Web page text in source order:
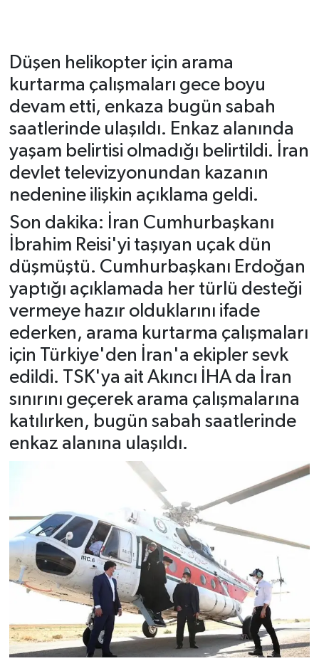
Düşen helikopter için arama
kurtarma çalışmaları gece boyu
devam etti, enkaza bugün sabah
saatlerinde ulaşıldı. Enkaz alanında
yaşam belirtisi olmadığı belirtildi. İran
devlet televizyonundan kazanın
nedenine ilişkin açıklama geldi.
Son dakika: İran Cumhurbaşkanı
İbrahim Reisi'yi taşıyan uçak dün
düşmüştü. Cumhurbaşkanı Erdoğan
yaptığı açıklamada her türlü desteği
vermeye hazır olduklarını ifade
ederken, arama kurtarma çalışmaları
için Türkiye'den İran'a ekipler sevk
edildi. TSK'ya ait Akıncı İHA da İran
sınırını geçerek arama çalışmalarına
katılırken, bugün sabah saatlerinde
enkaz alanına ulaşıldı.